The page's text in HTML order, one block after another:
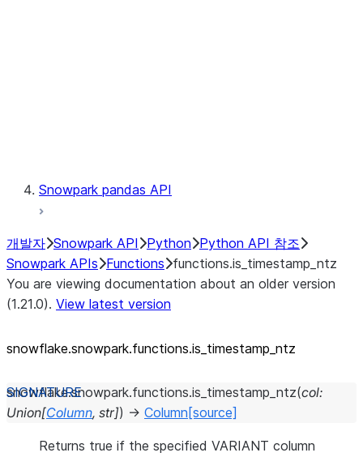
Snowpark pandas API
개발자 Snowpark API Python Python API 참조
Snowpark APIs Functions functions.is_timestamp_ntz
You are viewing documentation about an older version
(1.21.0). View latest version
snowflake.snowpark.functions.is_ timestamp_ ntz
snowflake.snowpark.functions.is_timestamp_ntz(col:
Union[Column, str]) → Column [source]
Returns true if the specified VARIANT column